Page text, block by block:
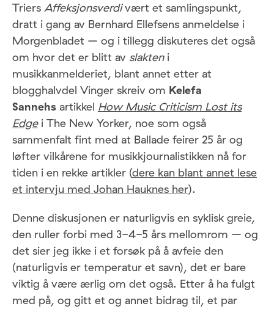
Triers Affeksjonsverdivært et samlingspunkt,
dratt i gang av Bernhard Ellefsens anmeldelse i
Morgenbladet – og i tillegg diskuteres det også
om hvor det er blitt av slakten i
musikkanmelderiet, blant annet etter at
blogghalvdel Vinger skreiv om Kelefa
Sannehs artikkel How Music Criticism Lost its
Edge i The New Yorker, noe som også
sammenfalt fint med at Ballade feirer 25 år og
løfter vilkårene for musikkjournalistikken nå for
tiden i en rekke artikler (dere kan blant annet lese
et intervju med Johan Hauknes her).
Denne diskusjonen er naturligvis en syklisk greie,
den ruller forbi med 3-4-5 års mellomrom – og
det sier jeg ikke i et forsøk på å avfeie den
(naturligvis er temperatur et savn), det er bare
viktig å være ærlig om det også. Etter å ha fulgt
med på, og gitt et og annet bidrag til, et par